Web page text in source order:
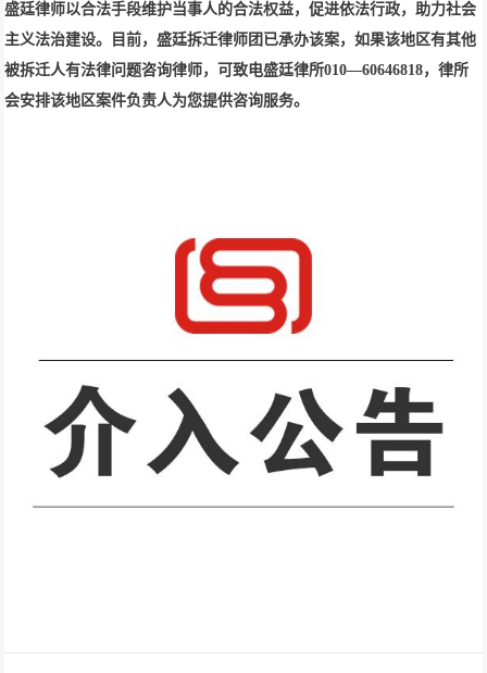
盛廷律师以合法手段维护当事人的合法权益，促进依法行政，助力社会
主义法治建设。目前，盛廷拆迁律师团已承办该案，如果该地区有其他
被拆迁人有法律问题咨询律师，可致电盛廷律所010—60646818，律所
会安排该地区案件负责人为您提供咨询服务。